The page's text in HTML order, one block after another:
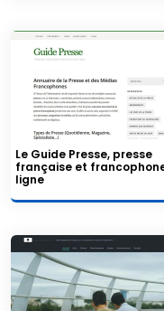
Le Guide Presse, presse
française et
ligne